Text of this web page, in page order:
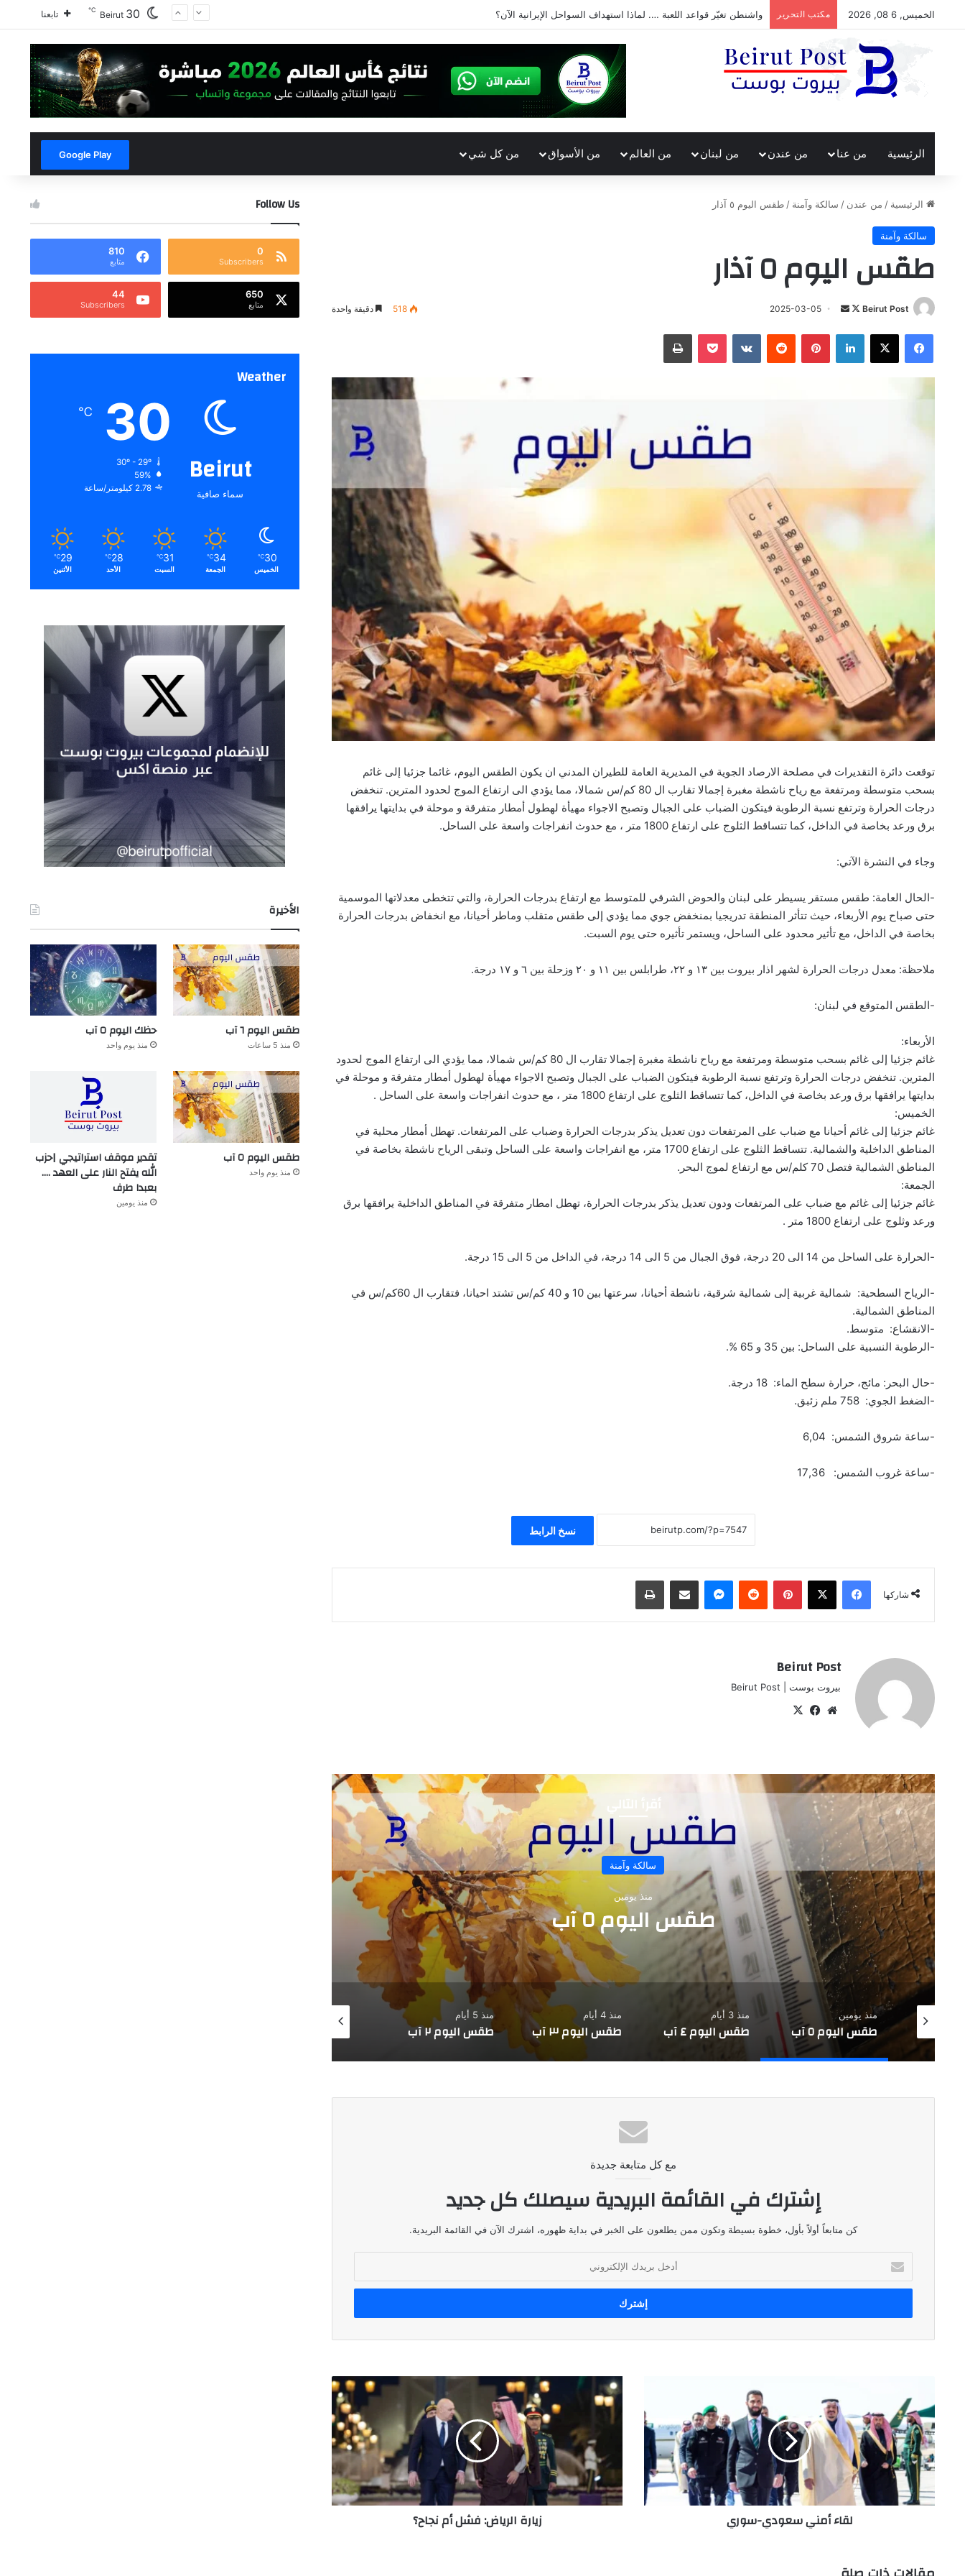
الخميس, 6 08, 2026 مكتب التحرير واشنطن تغيّر قواعد اللعبة …. لماذا استهداف السواحل الإيرانية الآن؟ Beirut 30
℃ تابعنا
الرئيسية من عنا من عندن من لبنان من العالم من الأسواق من كل شي Google Play
الرئيسية / من عندن / سالكة وآمنة / طقس اليوم ٥ آذار
سالكة وآمنة
طقس اليوم ٥ آذار
Beirut Post
تابع
X
أرسل
إلكترونيا
2025-03-05
518 دقيقة واحدة
فيسبوك ‫X لينكدإن بينتيريست
‏Reddit
‏VKontakte
‫Pocket طباعة
توقعت دائرة التقديرات في مصلحة الارصاد الجوية في المديرية العامة للطيران المدني ان يكون الطقس اليوم، غائما جزئيا إلى غائم
بسحب متوسطة ومرتفعة مع رياح ناشطة مغبرة إجمالا تقارب ال 80 كم/س شمالا، مما يؤدي الى ارتفاع الموج لحدود المترين. تنخفض
درجات الحرارة وترتفع نسبة الرطوبة فيتكون الضباب على الجبال وتصبح الاجواء مهيأة لهطول أمطار متفرقة و موحلة في بدايتها يرافقها
برق ورعد بخاصة في الداخل، كما تتساقط الثلوج على ارتفاع 1800 متر ، مع حدوث انفراجات واسعة على الساحل.
وجاء في النشرة الآتي:
-الحال العامة: طقس مستقر يسيطر على لبنان والحوض الشرقي للمتوسط مع ارتفاع بدرجات الحرارة، والتي تتخطى معدلاتها الموسمية
حتى صباح يوم الأربعاء، حيث تتأثر المنطقة تدريجيا بمنخفض جوي مما يؤدي إلى طقس متقلب وماطر أحيانا، مع انخفاض بدرجات الحرارة
بخاصة في الداخل، مع تأثير محدود على الساحل، ويستمر تأثيره حتى يوم السبت.
ملاحظة: معدل درجات الحرارة لشهر اذار بيروت بين ١٣ و ٢٢، طرابلس بين ١١ و ٢٠ وزحلة بين ٦ و ١٧ درجة.
-الطقس المتوقع في لبنان:
الأربعاء:
غائم جزئيا إلى غائم بسحب متوسطة ومرتفعة مع رياح ناشطة مغبرة إجمالا تقارب ال 80 كم/س شمالا، مما يؤدي الى ارتفاع الموج لحدود
المترين. تنخفض درجات الحرارة وترتفع نسبة الرطوبة فيتكون الضباب على الجبال وتصبح الاجواء مهيأة لهطول أمطار متفرقة و موحلة في
بدايتها يرافقها برق ورعد بخاصة في الداخل، كما تتساقط الثلوج على ارتفاع 1800 متر ، مع حدوث انفراجات واسعة على الساحل .
الخميس:
غائم جزئيا إلى غائم أحيانا مع ضباب على المرتفعات دون تعديل يذكر بدرجات الحرارة وضباب على المرتفعات. تهطل أمطار محلية في
المناطق الداخلية والشمالية. تتساقط الثلوج على ارتفاع 1700 متر، مع انفراجات واسعة على الساحل وتبقى الرياح ناشطة بخاصة في
المناطق الشمالية فتصل 70 كلم/س مع ارتفاع لموج البحر.
الجمعة:
غائم جزئيا إلى غائم مع ضباب على المرتفعات ودون تعديل يذكر بدرجات الحرارة، تهطل امطار متفرقة في المناطق الداخلية يرافقها برق
ورعد وثلوج على ارتفاع 1800 متر .
-الحرارة على الساحل من 14 الى 20 درجة، فوق الجبال من 5 الى 14 درجة، في الداخل من 5 الى 15 درجة.
-الرياح السطحية: شمالية غربية إلى شمالية شرقية، ناشطة أحيانا، سرعتها بين 10 و 40 كم/س تشتد احيانا، فتقارب ال 60كم/س في
المناطق الشمالية.
-الانقشاع: متوسط.
-الرطوبة النسبية على الساحل: بين 35 و 65 %.
-حال البحر: مائج، حرارة سطح الماء: 18 درجة.
-الضغط الجوي: 758 ملم زئبق.
-ساعة شروق الشمس: 6,04
-ساعة غروب الشمس: 17,36
نسخ الرابط
شاركها
فيسبوك ‫X بينتيريست
‏Reddit ماسنجر مشاركة عبر البريد طباعة
Beirut Post
بيروت بوست | Beirut Post
موقعفيسبوك
سالكة وآمنة
منذ 3 أيام
طقس اليوم ٤ آب
٥ آب
منذ 3 أيام
طقس اليوم ٤ آب
منذ 4 أيام
طقس اليوم ٣ آب
منذ 5 أيام
طقس اليوم ٢ آب
منذ 6 أيام
طقس اليوم ١ آب
مع كل متابعة جديدة
إشترك في القائمة البريدية سيصلك كل جديد
كن متابعاً أولاً بأول، خطوة بسيطة وتكون ممن يطلعون على الخبر في بداية ظهوره، اشترك الآن في القائمة البريدية.
بريدك
الإلكتروني
سعودي-
سوري
لقاء أمني سعودي-سوري
زيارة
الرياض:
زيارة الرياض: فشل أم نجاح؟
Follow Us
0
Subscribers
810
متابع
650
متابع
44
Subscribers
Weather
Beirut
سماء صافية
30
℃
30º - 29º
59%
2.78 كيلومتر/ساعة
30
℃
الخميس
34
℃
الجمعة
31
℃
السبت
28
℃
الأحد
29
℃
الأثنين
الأخيرة
طقس اليوم ٦ آب
منذ 5 ساعات
حظك اليوم ٥ آب
منذ يوم واحد
طقس اليوم ٥ آب
منذ يوم واحد
تقدير موقف استراتيجي |حزب
الله يفتح النار على العهد ….
بعبدا طرف
منذ يومين